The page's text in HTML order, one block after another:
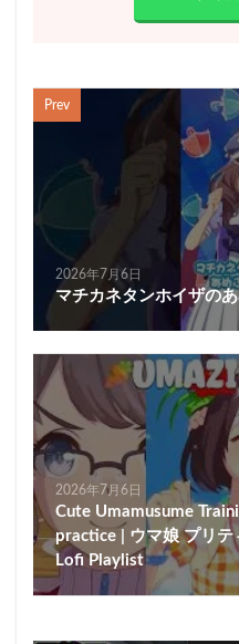
Prev
2026年7月6日
マチカネタンホイザの
2026年7月6日
Cute Umamusume
practice | ウマ娘 プリ
Lofi Playlist